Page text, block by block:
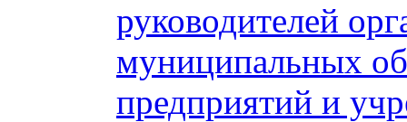
руководителей
муниципальных
предприятий и